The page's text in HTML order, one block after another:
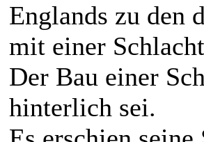
Englands zu den
mit einer
Der Bau einer
hinterlich sei.